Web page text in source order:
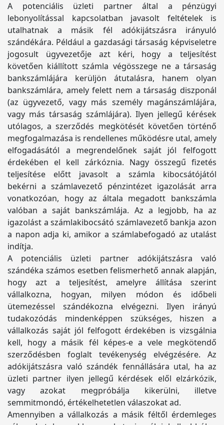
A potenciális üzleti partner által a pénzügyi
lebonyolítással kapcsolatban javasolt feltételek is
utalhatnak a másik fél adókijátszásra irányuló
szándékára. Például a gazdasági társaság képviseletre
jogosult ügyvezetője azt kéri, hogy a teljesítést
követően kiállított számla végösszege ne a társaság
bankszámlájára kerüljön átutalásra, hanem olyan
bankszámlára, amely felett nem a társaság diszponál
(az ügyvezető, vagy más személy magánszámlájára,
vagy más társaság számlájára). Ilyen jellegű kérések
utólagos, a szerződés megkötését követően történő
megfogalmazása is rendellenes működésre utal, amely
elfogadásától a megrendelőnek saját jól felfogott
érdekében el kell zárkóznia. Nagy összegű fizetés
teljesítése előtt javasolt a számla kibocsátójától
bekérni a számlavezető pénzintézet igazolását arra
vonatkozóan, hogy az általa megadott bankszámla
valóban a saját bankszámlája. Az a legjobb, ha az
igazolást a számlakibocsátó számlavezető bankja azon
a napon adja ki, amikor a számlabefogadó az utalást
indítja.
A potenciális üzleti partner adókijátszásra való
szándéka számos esetben felismerhető annak alapján,
hogy azt a teljesítést, amelyre állítása szerint
vállalkozna, hogyan, milyen módon és időbeli
ütemezéssel szándékozna elvégezni. Ilyen irányú
tudakozódás mindenképpen szükséges, hiszen a
vállalkozás saját jól felfogott érdekében is vizsgálnia
kell, hogy a másik fél képes-e a vele megkötendő
szerződésben foglalt tevékenység elvégzésére. Az
adókijátszásra való szándék fennállására utal, ha az
üzleti partner ilyen jellegű kérdések elől elzárkózik,
vagy azokat megpróbálja kikerülni, illetve
semmitmondó, értékelhetetlen válaszokat ad.
Amennyiben a vállalkozás a másik féltől érdemleges